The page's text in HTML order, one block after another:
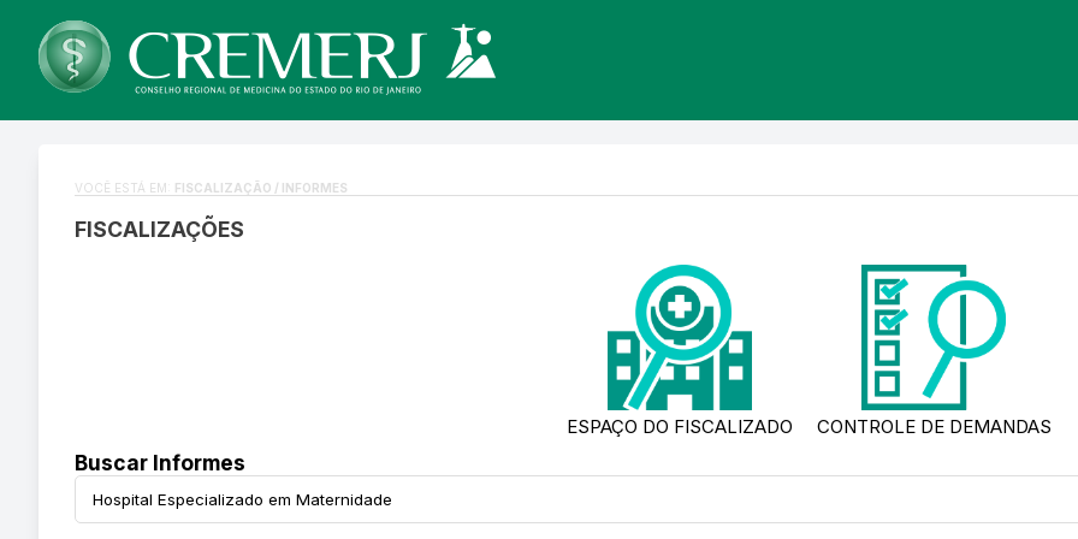
VOCÊ ESTÁ EM: FISCALIZAÇÃO / INFORMES
FISCALIZAÇÕES
ESPAÇO DO FISCALIZADO CONTROLE DE DEMANDAS
Buscar Informes